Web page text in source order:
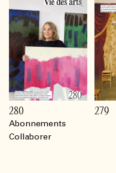
Abonnements
Collaborer
280 279